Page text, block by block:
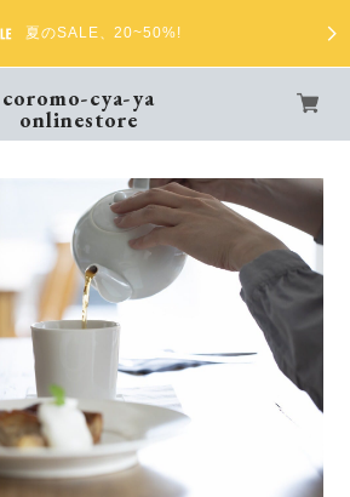
夏のSALE、20~50%!
coromo-cya-ya
onlinestore